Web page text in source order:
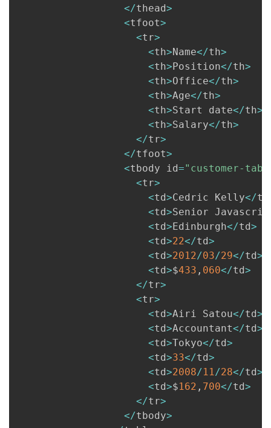
</thead>
<tfoot>
<tr>
<th>Name</th>
<th>Position</th>
<th>Office</th>
<th>Age</th>
<th>Start date</th>
<th>Salary</th>
</tr>
</tfoot>
<tbody id="customer-
<tr>
<td>Cedric Kelly</td
<td>Senior
<td>Edinburgh</td>
<td>22</td>
<td>2012/03/29</td>
<td>$433 , 060</td>
</tr>
<tr>
<td>Airi Satou</td>
<td>Accountant</td>
<td>Tokyo</td>
<td>33</td>
<td>2008/11/28</td>
<td>$162 , 700</td>
</tr>
</tbody>